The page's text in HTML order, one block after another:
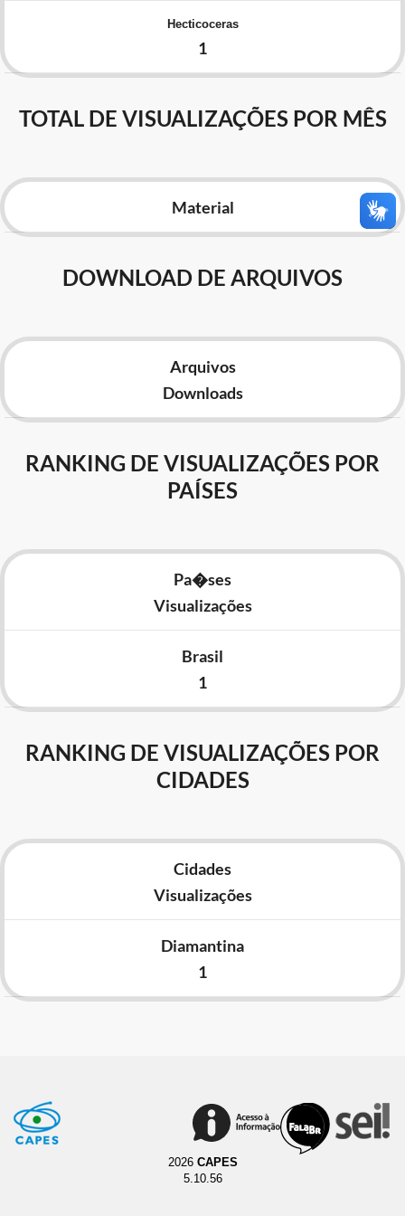
Banco Central do Brasil
Hecticoceras
1
TOTAL DE VISUALIZAÇÕES POR MÊS
Material
DOWNLOAD DE ARQUIVOS
Arquivos
Downloads
RANKING DE VISUALIZAÇÕES POR
PAÍSES
Pa�ses
Visualizações
Brasil
1
RANKING DE VISUALIZAÇÕES POR
CIDADES
Cidades
Visualizações
Diamantina
1
2026 CAPES
5.10.56